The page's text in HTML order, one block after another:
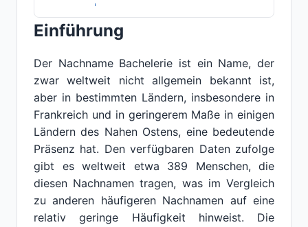
Einführung
Der Nachname Bachelerie ist ein Name, der
zwar weltweit nicht allgemein bekannt ist,
aber in bestimmten Ländern, insbesondere in
Frankreich und in geringerem Maße in einigen
Ländern des Nahen Ostens, eine bedeutende
Präsenz hat. Den verfügbaren Daten zufolge
gibt es weltweit etwa 389 Menschen, die
diesen Nachnamen tragen, was im Vergleich
zu anderen häufigeren Nachnamen auf eine
relativ geringe Häufigkeit hinweist. Die